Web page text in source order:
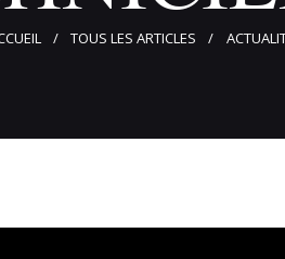
TOUS LES ARTICLES